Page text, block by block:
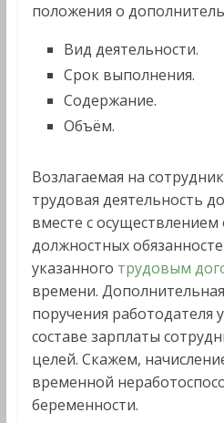
положения о
Вид деятельности.
Срок выполнения.
Содержание.
Объём.
Возлагаемая на
трудовая деятельность
вместе с
должностных
указанного трудовым
времени.
поручения работодателя
составе зарплаты
целей. Скажем,
временной
беременности.